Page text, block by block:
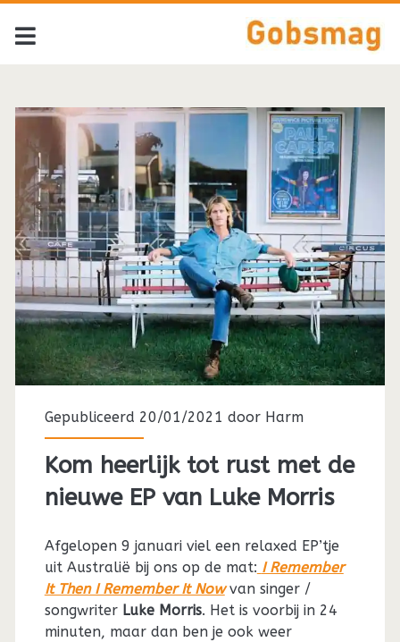
Tag:
<span>Angus
&
Julia
Stone</span>
Gepubliceerd 20/01/2021 door Harm
Kom heerlijk tot rust met de
nieuwe EP van Luke Morris
Afgelopen 9 januari viel een relaxed EP’tje
uit Australië bij ons op de mat: I Remember
It Then I Remember It Nowvan singer /
songwriter Luke Morris. Het is voorbij in 24
minuten, maar dan ben je ook weer